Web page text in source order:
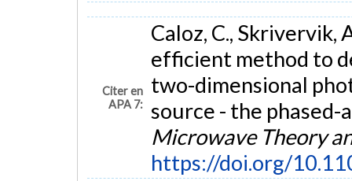
Citer en
APA 7:
Caloz, C., Skrivervik,
efficient method to
two-dimensional
source - the
Microwave Theory
https://doi.org/